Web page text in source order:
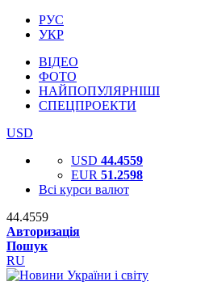
РУС
УКР
ВІДЕО
ФОТО
НАЙПОПУЛЯРНІШІ
СПЕЦПРОЕКТИ
USD
USD 44.4559
EUR 51.2598
Всі курси валют
44.4559
Авторизація
Пошук
RU